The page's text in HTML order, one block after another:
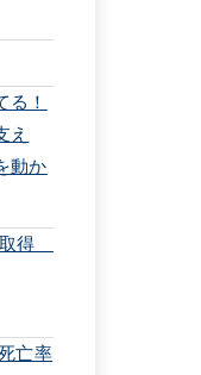
る！
え
動か
取得
亡率